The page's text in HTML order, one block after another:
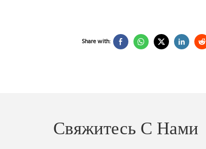
Share with:
Свяжитесь С Нами